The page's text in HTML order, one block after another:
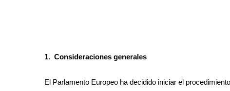
1. Consideraciones generales
El Parlamento Europeo ha decidido iniciar el